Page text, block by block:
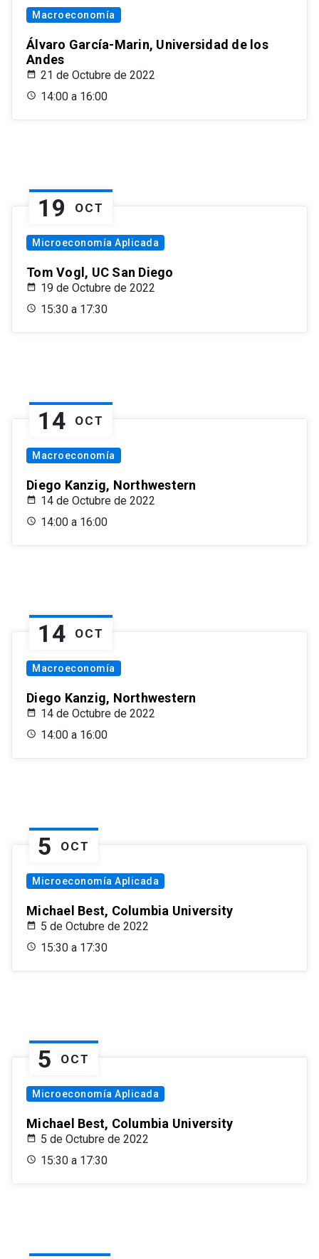
Macroeconomía
Álvaro García-Marin, Universidad de los
Andes
21 de Octubre de 2022
14:00 a 16:00
19 OCT
Microeconomía Aplicada
Tom Vogl, UC San Diego
19 de Octubre de 2022
15:30 a 17:30
14 OCT
Macroeconomía
Diego Kanzig, Northwestern
14 de Octubre de 2022
14:00 a 16:00
14 OCT
Macroeconomía
Diego Kanzig, Northwestern
14 de Octubre de 2022
14:00 a 16:00
5 OCT
Microeconomía Aplicada
Michael Best, Columbia University
5 de Octubre de 2022
15:30 a 17:30
5 OCT
Microeconomía Aplicada
Michael Best, Columbia University
5 de Octubre de 2022
15:30 a 17:30